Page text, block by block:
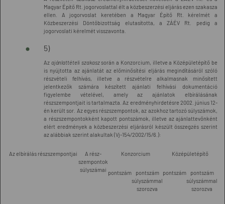
Magyar Építő Rt. jogorvoslattal élt a közbeszerzési eljárás ezen szakasza
ellen. A jogorvoslat keretében a Magyar Építő Rt. kérelmét a
Közbeszerzési Döntőbizottság elutasította, a ZÁÉV Rt. pedig a
jogorvoslati kérelmét visszavonta.
5)
Az ajánlattételi szakaszsorán a Konzorcium, illetve a Középületépítő be
is nyújtotta az ajánlatát az előminősítési eljárás megindításáról szóló
részvételi felhívás, illetve a részvételre alkalmasnak minősített
jelentkezők számára készített ajánlati felhívási dokumentáció
figyelembe vételével, amely az ajánlatok elbírálásának
részszempontjait is tartalmazta. Az eredményhirdetésre 2002. június 12-
én került sor. Az egyes részszempontok, az azokhoz tartozó súlyszámok,
a részszempontokként kapott pontszámok, illetve az ajánlattevőnként
elért eredmények a közbeszerzési eljárásról készült összegzés szerint
az alábbiak szerint alakultak (Vj-154/2002/15/6.):
Az elbírálás részszempontjai
A rész-
szempontok
súlyszámai
Konzorcium Középületépítő
pontszám
pontszám
súlyszámmal
szorozva
pontszám
pontszám
súlyszámmal
szorozva